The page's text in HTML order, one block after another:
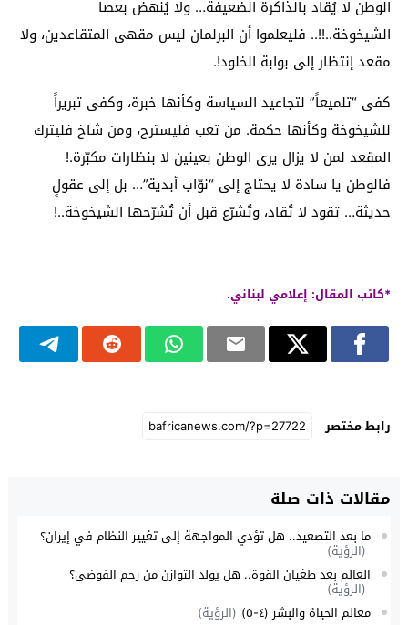
الوطن لا يُقاد بالذاكرة الضعيفة… ولا يُنهض بعصا
الشيخوخة..!!.. فليعلموا أن البرلمان ليس مقهى المتقاعدين، ولا
مقعد إنتظار إلى بوابة الخلود!.
كفى “تلميعاً” لتجاعيد السياسة وكأنها خبرة، وكفى تبريراً
للشيخوخة وكأنها حكمة. من تعب فليسترح، ومن شاخ فليترك
المقعد لمن لا يزال يرى الوطن بعينين لا بنظارات مكبّرة.!
فالوطن يا سادة لا يحتاج إلى “نوّاب أبدية”… بل إلى عقولٍ
حديثة… تقود لا تُقاد، وتُشرّع قبل أن تُشرّحها الشيخوخة..!
*كاتب المقال: إعلامي لبناني.
رابط مختصر
مقالات ذات صلة
ما بعد التصعيد.. هل تؤدي المواجهة إلى تغيير النظام في إيران؟
(الرؤية)
العالم بعد طغيان القوة.. هل يولد التوازن من رحم الفوضى؟
(الرؤية)
معالم الحياة والبشر (٤-٥)
(الرؤية)